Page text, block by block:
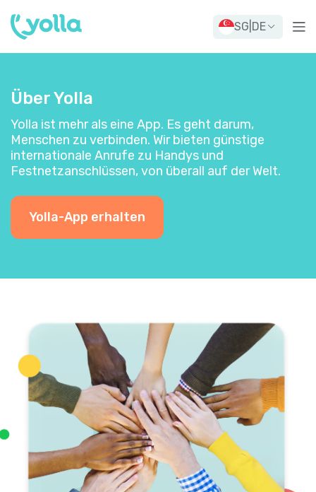
SG DE
Über Yolla
Yolla ist mehr als eine App. Es geht darum,
Menschen zu verbinden. Wir bieten günstige
internationale Anrufe zu Handys und
Festnetzanschlüssen, von überall auf der Welt.
Yolla-App erhalten